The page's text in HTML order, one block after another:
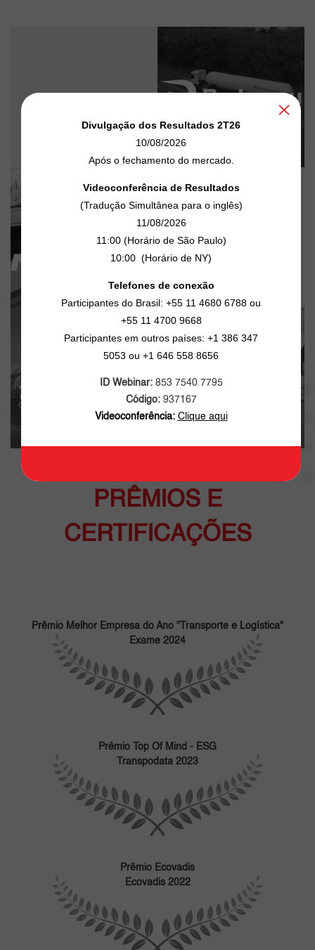
Divulgação dos Resultados 2T26
10/08/2026
Após o fechamento do mercado.
Videoconferência de Resultados
(Tradução Simultânea para o inglês)
11/08/2026
11:00 (Horário de São Paulo)
10:00 (Horário de NY)
Telefones de conexão
Participantes do Brasil: +55 11 4680 6788 ou
+55 11 4700 9668
Participantes em outros países: +1 386 347
5053 ou +1 646 558 8656
ID Webinar:853 7540 7795
Código:937167
Videoconferência: Clique aqui
PRÊMIOS E
CERTIFICAÇÕES
Prêmio Melhor Empresa do Ano "Transporte e Logística"
Exame 2024
Prêmio Top Of Mind - ESG
Transpodata 2023
Prêmio Ecovadis
Ecovadis 2022